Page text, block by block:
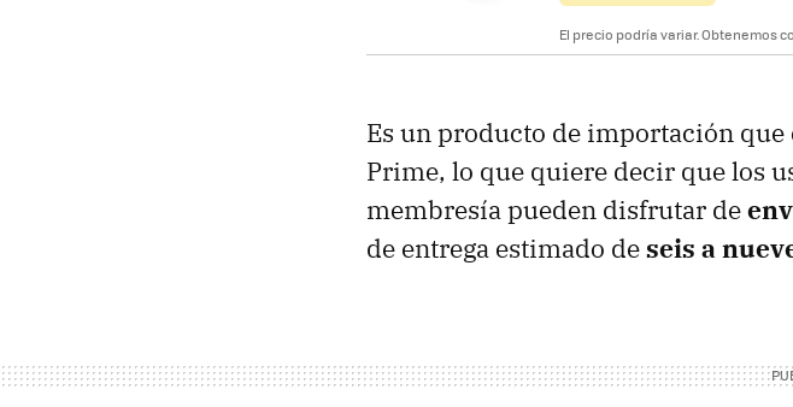
El precio podría variar. Obtenemos
Es un producto de importación
Prime, lo que quiere decir que los
membresía pueden disfrutar de
de entrega estimado deseis a